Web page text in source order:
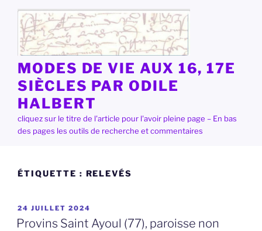
contenu
principal
MODES DE VIE AUX 16, 17E
SIÈCLES PAR ODILE
HALBERT
cliquez sur le titre de l'article pour l'avoir pleine page – En bas
des pages les outils de recherche et commentaires
ÉTIQUETTE : RELEVÉS
PUBLIÉ
LE
24 JUILLET 2024
Provins Saint Ayoul (77), paroisse non